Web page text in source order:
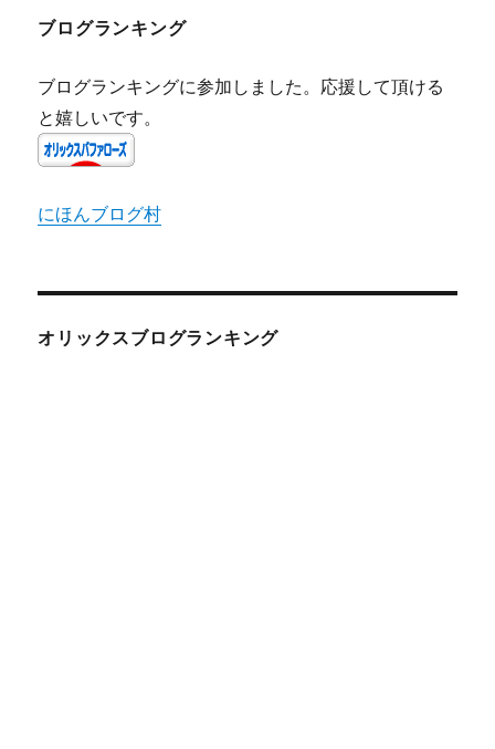
ブログランキング
ブログランキングに参加しました。応援して頂ける
と嬉しいです。
にほんブログ村
オリックスブログランキング